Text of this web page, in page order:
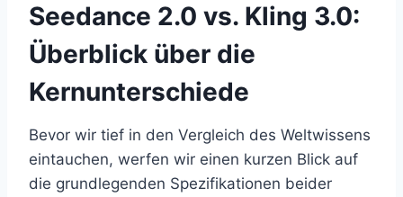
Seedance 2.0 vs. Kling 3.0:
Überblick über die
Kernunterschiede
Bevor wir tief in den Vergleich des Weltwissens
eintauchen, werfen wir einen kurzen Blick auf
die grundlegenden Spezifikationen beider